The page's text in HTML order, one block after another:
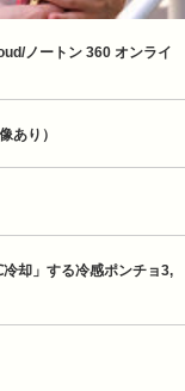
ノートン 360 オンライ
あり）
却」する冷感ポンチョ3,